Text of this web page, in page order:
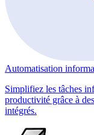
Automatisation
Simplifiez les tâches
productivité grâce à
intégrés.